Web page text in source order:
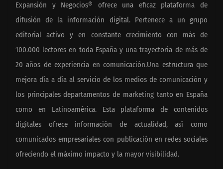
Expansión y Negocios® ofrece una eficaz plataforma de
difusión de la información digital. Pertenece a un grupo
editorial activo y en constante crecimiento con más de
100.000 lectores en toda España y una trayectoria de más de
20 años de experiencia en comunicación.Una estructura que
mejora día a día al servicio de los medios de comunicación y
los principales departamentos de marketing tanto en España
como en Latinoamérica. Esta plataforma de contenidos
digitales ofrece información de actualidad, así como
comunicados empresariales con publicación en redes sociales
ofreciendo el máximo impacto y la mayor visibilidad.